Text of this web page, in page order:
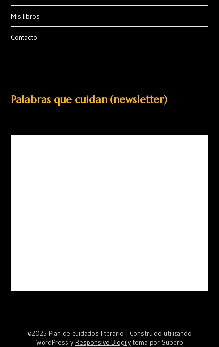
Mis libros
Contacto
Palabras que cuidan (newsletter)
©2026 Plan de cuidados literario | Construido utilizando
WordPress y Responsive Blogilytema por Superb